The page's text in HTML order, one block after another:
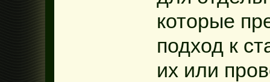
которые
подход к
их или